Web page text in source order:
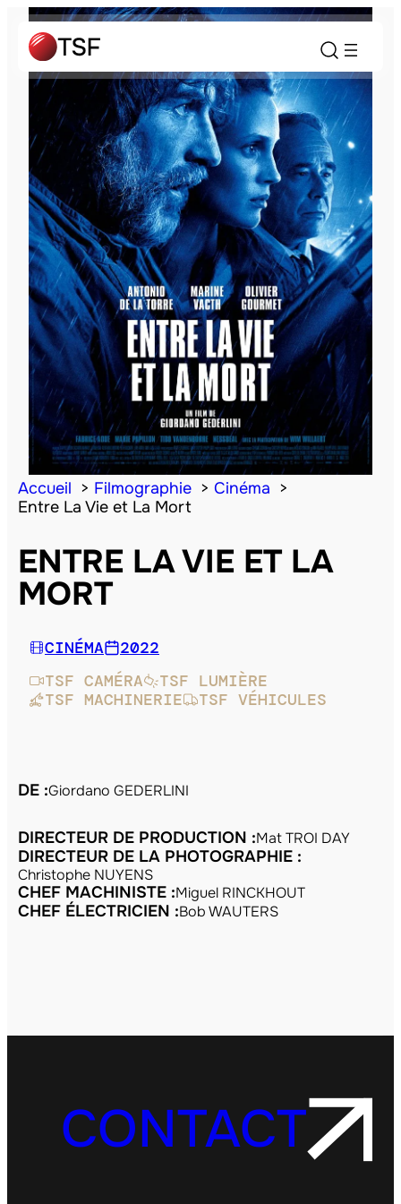
Accueil Filmographie
Cinéma
Entre La Vie et La Mort
ENTRE LA VIE ET LA
MORT
CINÉMA
2022
TSF CAMÉRA
TSF LUMIÈRE
TSF MACHINERIE
TSF VÉHICULES
DE :Giordano GEDERLINI
DIRECTEUR DE PRODUCTION :Mat TROI DAY
DIRECTEUR DE LA PHOTOGRAPHIE :
Christophe NUYENS
CHEF MACHINISTE :Miguel RINCKHOUT
CHEF ÉLECTRICIEN :Bob WAUTERS
CONTACT